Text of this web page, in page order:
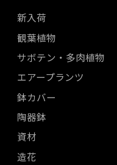
新入荷
観葉植物
サボテン・多肉植物
エアープランツ
鉢カバー
陶器鉢
資材
造花